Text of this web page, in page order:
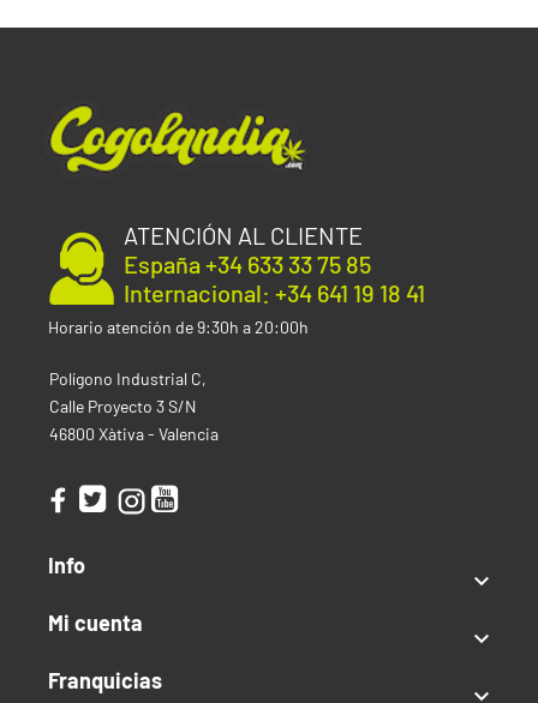
ATENCIÓN AL CLIENTE
España +34 633 33 75 85
Internacional: +34 641 19 18 41
Horario atención de 9:30h a 20:00h
Polígono Industrial C,
Calle Proyecto 3 S/N
46800 Xàtiva - Valencia
Info

Mi cuenta

Franquicias